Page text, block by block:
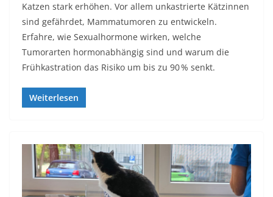
Katzen stark erhöhen. Vor allem unkastrierte Kätzinnen
sind gefährdet, Mammatumoren zu entwickeln.
Erfahre, wie Sexualhormone wirken, welche
Tumorarten hormonabhängig sind und warum die
Frühkastration das Risiko um bis zu 90 % senkt.
Weiterlesen